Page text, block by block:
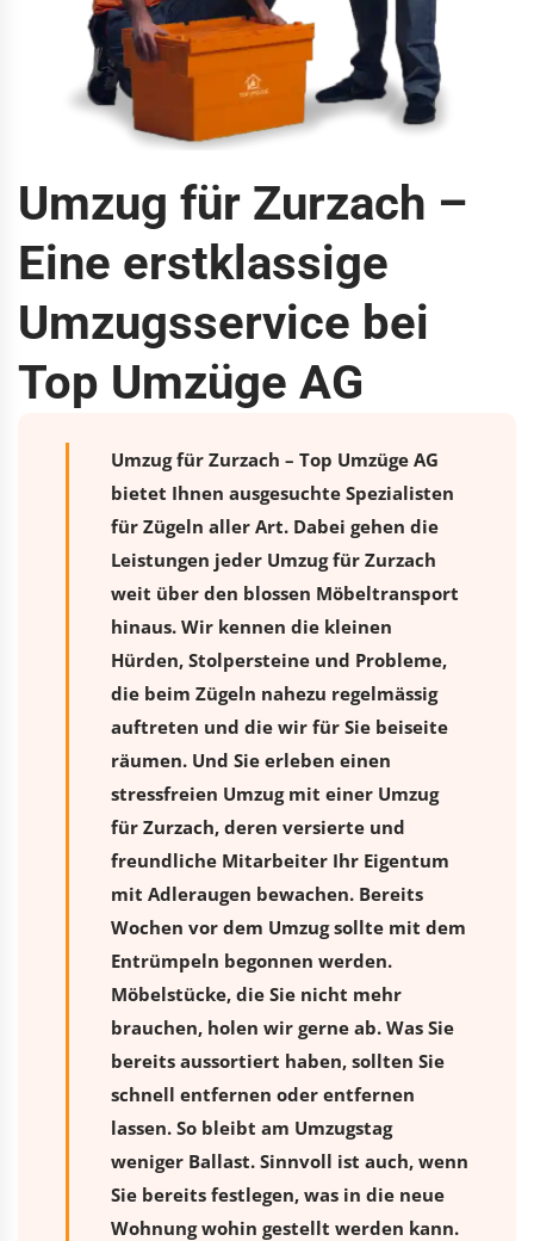
Umzug für Zurzach –
Eine erstklassige
Umzugsservice bei
Top Umzüge AG
Umzug für Zurzach – Top Umzüge AG
bietet Ihnen ausgesuchte Spezialisten
für Zügeln aller Art. Dabei gehen die
Leistungen jeder Umzug für Zurzach
weit über den blossen Möbeltransport
hinaus. Wir kennen die kleinen
Hürden, Stolpersteine und Probleme,
die beim Zügeln nahezu regelmässig
auftreten und die wir für Sie beiseite
räumen. Und Sie erleben einen
stressfreien Umzugmit einer Umzug
für Zurzach, deren versierte und
freundliche Mitarbeiter Ihr Eigentum
mit Adleraugen bewachen. Bereits
Wochen vor dem Umzug sollte mit dem
Entrümpeln begonnen werden.
Möbelstücke, die Sie nicht mehr
brauchen, holen wir gerne ab. Was Sie
bereits aussortiert haben, sollten Sie
schnell entfernen oder entfernen
lassen. So bleibt am Umzugstag
weniger Ballast. Sinnvoll ist auch, wenn
Sie bereits festlegen, was in die neue
Wohnung wohin gestellt werden kann.